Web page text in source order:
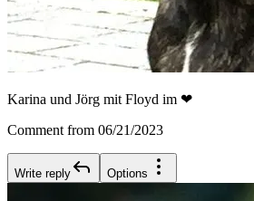
Karina und Jörg mit Floyd im ❤
Comment from 06/21/2023
Write reply Options